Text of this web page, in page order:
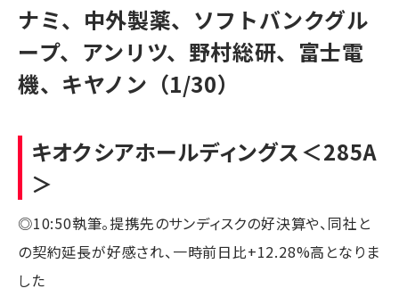
ナミ、中外製薬、ソフトバンクグル
ープ、アンリツ、野村総研、富士電
機、キヤノン（1/30）
キオクシアホールディングス＜285A
＞
◎10:50執筆。提携先のサンディスクの好決算や、同社と
の契約延長が好感され、一時前日比+12.28%高となりま
した